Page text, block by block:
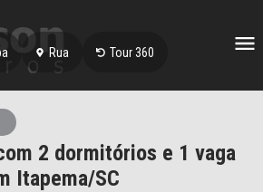
Rua Tour 360
2 dormitórios e 1 vaga
Itapema/SC